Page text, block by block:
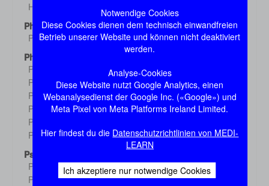
Notwendige Cookies
Diese Cookies dienen dem technisch einwandfreien
Betrieb unserer Website und können nicht deaktiviert
werden.
Analyse-Cookies
Diese Website nutzt Google Analytics, einen
Webanalysedienst der Google Inc. («Google») und
Meta Pixel von Meta Platforms Ireland Limited.
Hier findest du die Datenschutzrichtlinien von MEDI-
LEARN
Ich akzeptiere nur notwendige Cookies
Histologie s2 Demo
Physik
Physik
Demo
Physiologie
Physiologie 1
Physiologie 2 Demo
Physiologie 3 Demo
Physiologie 4 Demo
Physiologie 5
Physiologie 6 Demo
Psychologie
Psychologie 1
Demo
Psychologie 2 Demo